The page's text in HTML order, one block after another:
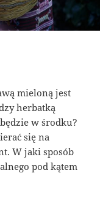
mieloną jest
herbatką
w środku?
się na
W jaki sposób
pod kątem